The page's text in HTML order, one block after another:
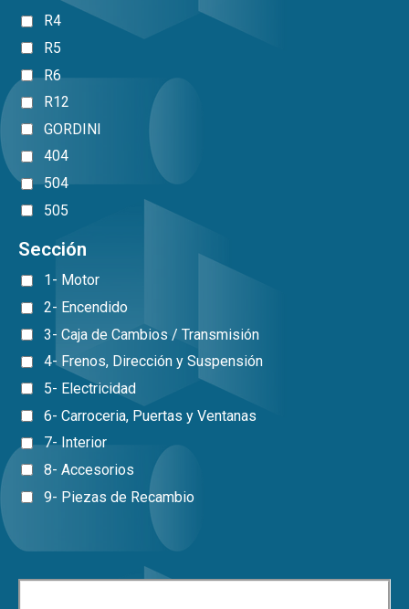
R4
R5
R6
R12
GORDINI
404
504
505
Sección
1- Motor
2- Encendido
3- Caja de Cambios / Transmisión
4- Frenos, Dirección y Suspensión
5- Electricidad
6- Carroceria, Puertas y Ventanas
7- Interior
8- Accesorios
9- Piezas de Recambio